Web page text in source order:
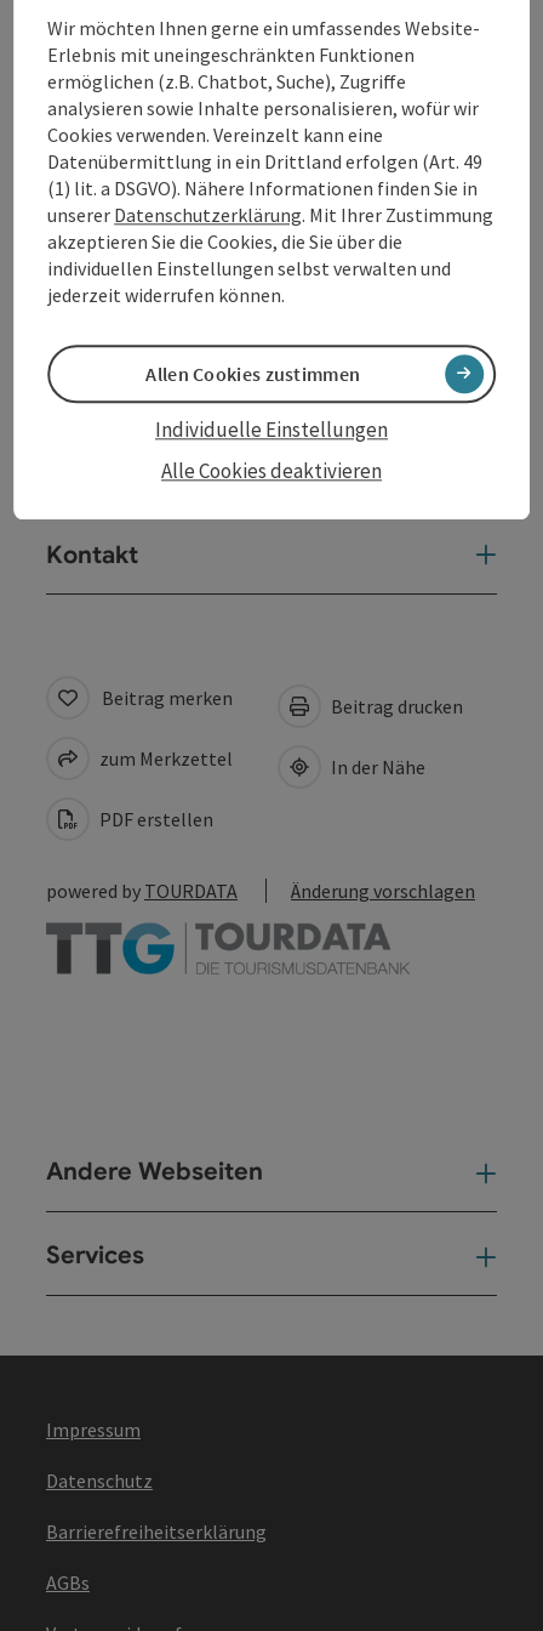
Tour und Routeninformationen
Öffnungszeiten
Anreise/Lage
Eignung
Barrierefreiheit
Kontakt
Beitrag merken
zum Merkzettel
PDF erstellen
Beitrag drucken
In der Nähe
powered by TOURDATA Änderung vorschlagen
Andere Webseiten
Services
Impressum
Datenschutz
Barrierefreiheitserklärung
AGBs
Wir möchten Ihnen gerne ein umfassendes Website-
Erlebnis mit uneingeschränkten Funktionen
ermöglichen (z.B. Chatbot, Suche), Zugriffe
analysieren sowie Inhalte personalisieren, wofür wir
Cookies verwenden. Vereinzelt kann eine
Datenübermittlung in ein Drittland erfolgen (Art. 49
(1) lit. a DSGVO). Nähere Informationen finden Sie in
unserer Datenschutzerklärung. Mit Ihrer Zustimmung
akzeptieren Sie die Cookies, die Sie über die
individuellen Einstellungen selbst verwalten und
jederzeit widerrufen können.
Alle Cookies deaktivieren
Individuelle Einstellungen
Allen Cookies zustimmen